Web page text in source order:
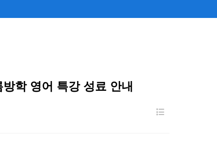
학 영어 특강 성료 안내